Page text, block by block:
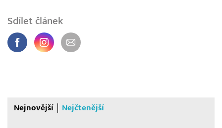
Sdílet článek
Nejnovější Nejčtenější